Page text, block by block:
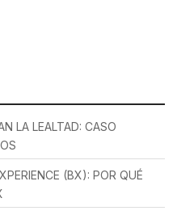
LA LEALTAD: CASO
(BX): POR QUÉ